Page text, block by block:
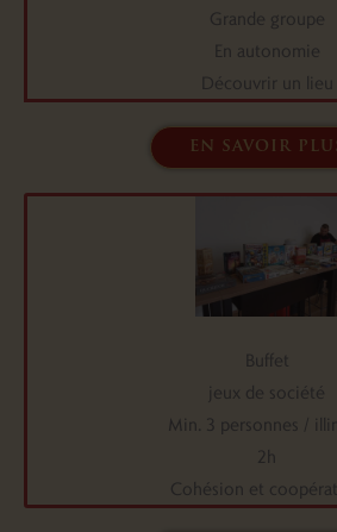
Grande groupe
En autonomie
Découvrir un lieu
en savoir
Buffet
jeux de société
Min. 3 personnes /
2h
Cohésion et